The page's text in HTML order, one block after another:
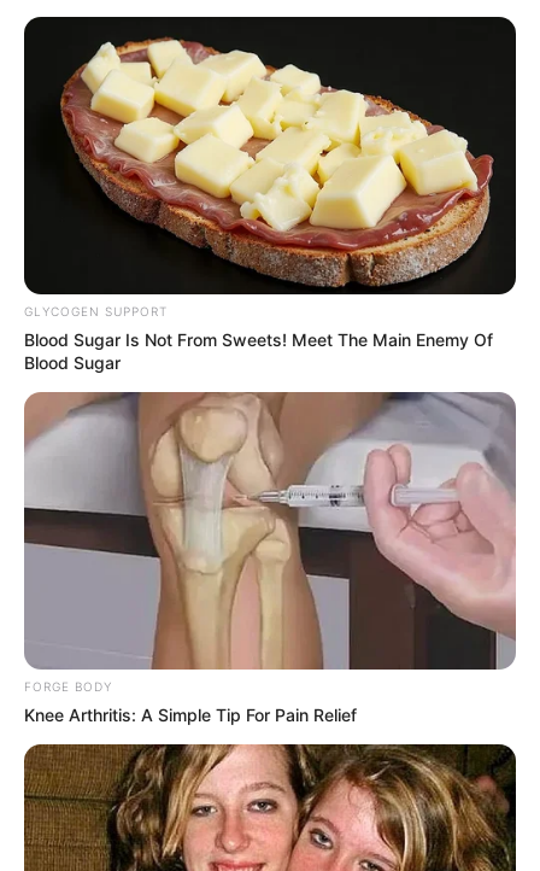
Alice Norin
GLYCOGEN SUPPORT
Blood Sugar Is Not From Sweets! Meet The Main Enemy Of
Blood Sugar
FORGE BODY
Knee Arthritis: A Simple Tip For Pain Relief